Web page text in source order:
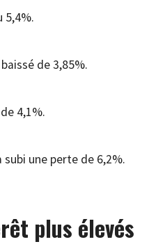
5,4%.
de 3,85%.
4,1%.
subi une perte de 6,2%.
plus élevés